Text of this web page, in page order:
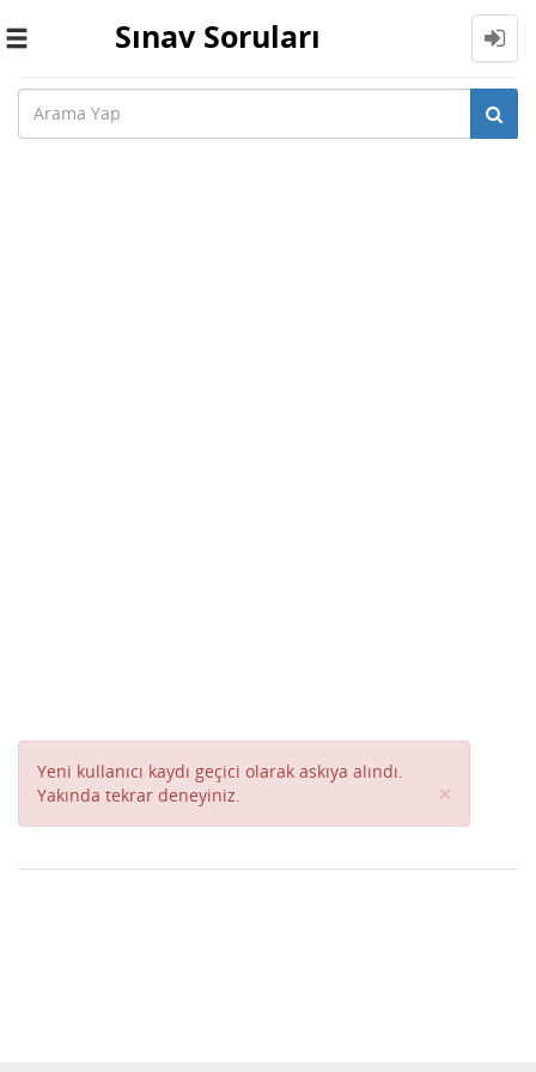
Toggle
Sınav Soruları
Yeni kullanıcı kaydı geçici olarak askıya alındı.
Yakında tekrar deneyiniz.
×